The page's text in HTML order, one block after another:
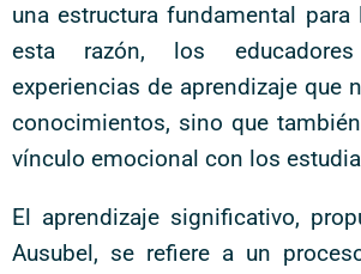
una estructura fundamental
esta razón, los
experiencias de aprendizaje que
conocimientos, sino que
vínculo emocional con los
El aprendizaje significativo,
Ausubel, se refiere a un